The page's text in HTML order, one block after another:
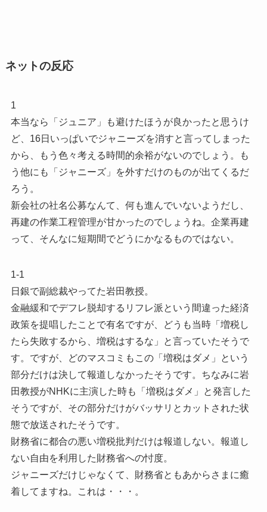
ネットの反応
1
本当なら「ジュニア」も避けたほうが良かったと思うけ
ど、16日いっぱいでジャニーズを消すと言ってしまった
から、もう色々考える時間的余裕がないのでしょう。も
う他にも「ジャニーズ」を外すだけのものが出てくるだ
ろう。
新会社の社名公募なんて、何も進んでいないようだし、
再建の作業工程管理が甘かったのでしょうね。企業再建
って、そんなに短期間でどうにかなるものではない。
1-1
日銀で副総裁やってた岩田教授。
金融緩和でデフレ脱却するリフレ派という間違った経済
政策を提唱したことで有名ですが、どうも当時「増税し
たら失敗するから、増税はするな」と言っていたそうで
す。ですが、どのマスコミもこの「増税はダメ」という
部分だけは決して報道しなかったそうです。ちなみに岩
田教授がNHKに主演した時も「増税はダメ」と発言した
そうですが、その部分だけがバッサリとカットされた状
態で放送されたそうです。
財務省に都合の悪い増税批判だけは報道しない。報道し
ない自由を利用した財務省への忖度。
ジャニーズだけじゃなくて、財務省ともあからさまに癒
着してますね。これは・・・。